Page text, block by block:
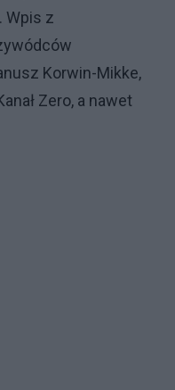
Wpis z
Korwin-Mikke,
Zero, a nawet